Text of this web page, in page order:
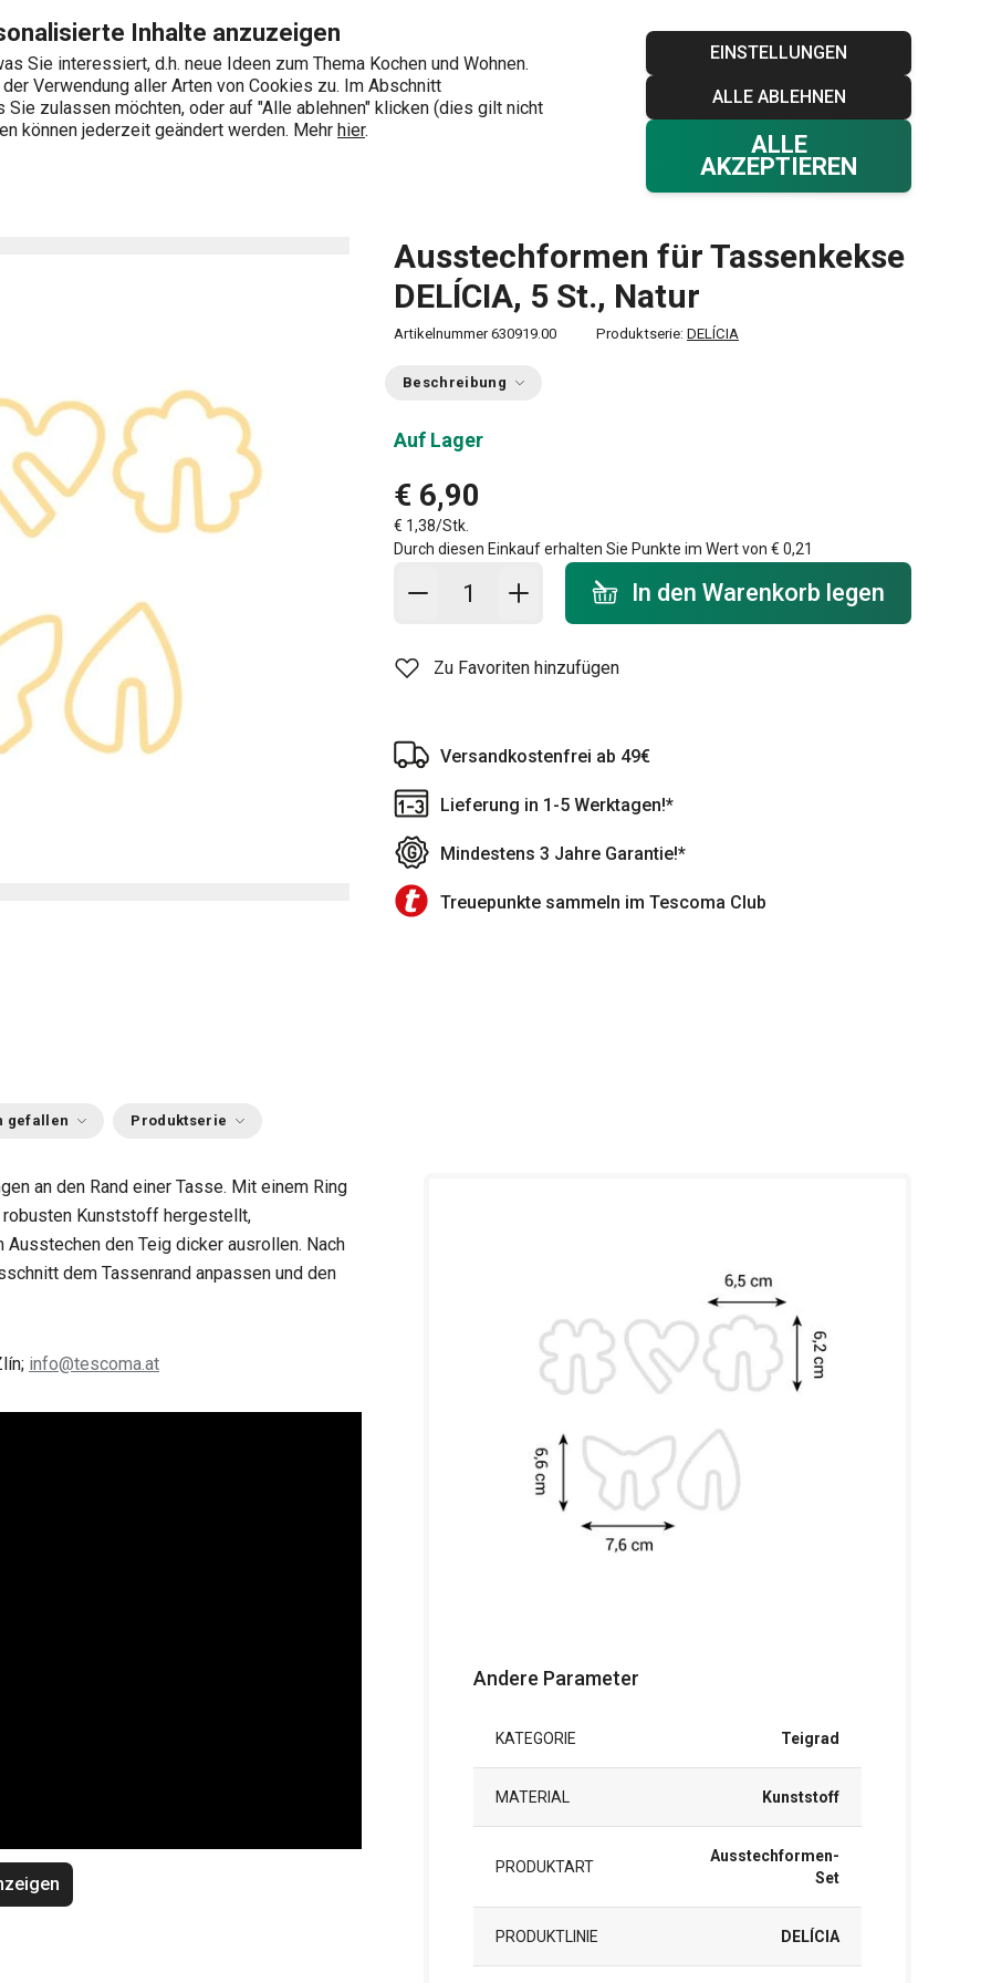
Inhalte anzuzeigen
Sie interessiert, d.h. neue Ideen zum Thema Kochen und Wohnen.
Verwendung aller Arten von Cookies zu. Im Abschnitt
zulassen möchten, oder auf "Alle ablehnen" klicken (dies gilt nicht
können jederzeit geändert werden. Mehr hier.
EINSTELLUNGEN
ALLE ABLEHNEN
ALLE
AKZEPTIEREN
Zum Hauptinhalt springen
Zur Suche springen
Zur Navigation springen
Tescoma Club Garantie Kontakt
Wonach suchen Sie? Favoriten Einloggen
0 Ihr Warenkorb
€ 0,00
Ausstechformen für Tassenkekse DELÍCIA, 5 St., Natur
Ausstechformen für Tassenkekse
DELÍCIA, 5 St., Natur
Artikelnummer 630919.00 Produktserie: DELÍCIA
Beschreibung
Auf Lager
€ 6,90
€ 1,38/Stk.
Durch diesen Einkauf erhalten Sie Punkte im Wert von € 0,21
In den Warenkorb - Menge
In den Warenkorb legen
Zu Favoriten hinzufügen
Versandkostenfrei ab 49€
Lieferung in 1-5 Werktagen!*
Mindestens 3 Jahre Garantie!*
Treuepunkte sammeln im Tescoma Club
gefallen Produktserie
an den Rand einer Tasse. Mit einem Ring
Kunststoff hergestellt,
Ausstechen den Teig dicker ausrollen. Nach
dem Tassenrand anpassen und den
info@tescoma.at
Andere Parameter
KATEGORIE Teigrad
MATERIAL Kunststoff
PRODUKTART
Ausstechformen-
Set
PRODUKTLINIE DELÍCIA